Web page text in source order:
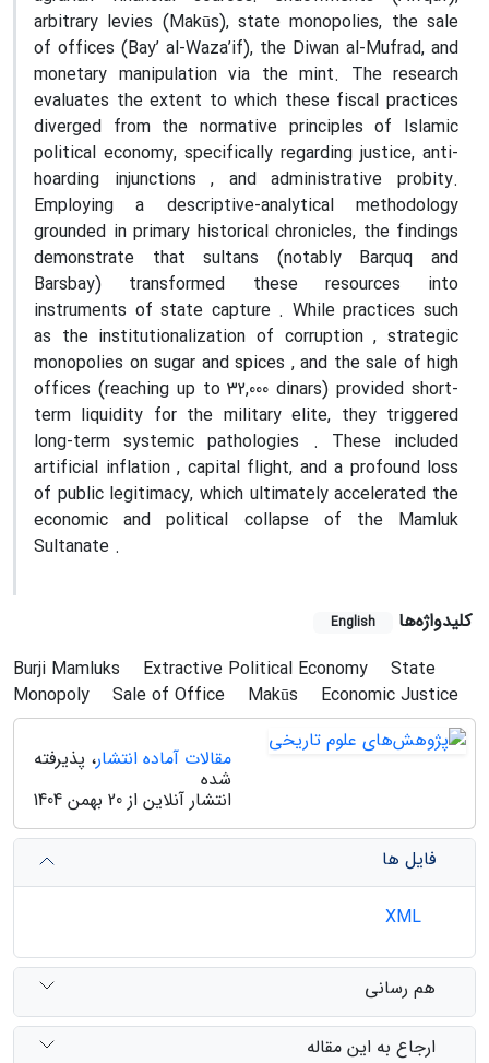
arbitrary levies (Makūs), state monopolies, the sale
of offices (Bay’ al-Waza’if), the Diwan al-Mufrad, and
monetary manipulation via the mint. The research
evaluates the extent to which these fiscal practices
diverged from the normative principles of Islamic
political economy, specifically regarding justice, anti-
hoarding injunctions , and administrative probity.
Employing a descriptive-analytical methodology
grounded in primary historical chronicles, the findings
demonstrate that sultans (notably Barquq and
Barsbay) transformed these resources into
instruments of state capture . While practices such
as the institutionalization of corruption , strategic
monopolies on sugar and spices , and the sale of high
offices (reaching up to 32,000 dinars) provided short-
term liquidity for the military elite, they triggered
long-term systemic pathologies . These included
artificial inflation , capital flight, and a profound loss
of public legitimacy, which ultimately accelerated the
economic and political collapse of the Mamluk
Sultanate .
کلیدواژه‌ها English
Burji Mamluks Extractive Political Economy
State
Monopoly
Sale of Office Makūs Economic Justice
مقالات آماده انتشار، پذیرفته
شده
انتشار آنلاین از 20 بهمن 1404
فایل ها
هم رسانی
ارجاع به این مقاله